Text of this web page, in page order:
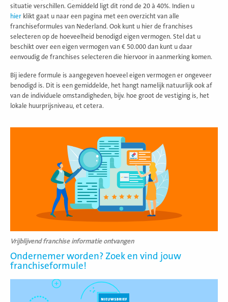
situatie verschillen. Gemiddeld ligt dit rond de 20 à 40%. Indien u
hier klikt gaat u naar een pagina met een overzicht van alle
franchiseformules van Nederland. Ook kunt u hier de franchises
selecteren op de hoeveelheid benodigd eigen vermogen. Stel dat u
beschikt over een eigen vermogen van € 50.000 dan kunt u daar
eenvoudig de franchises selecteren die hiervoor in aanmerking komen.
Bij iedere formule is aangegeven hoeveel eigen vermogen er ongeveer
benodigd is. Dit is een gemiddelde, het hangt namelijk natuurlijk ook af
van de individuele omstandigheden, bijv. hoe groot de vestiging is, het
lokale huurprijsniveau, et cetera.
Vrijblijvend franchise informatie ontvangen
Ondernemer worden? Zoek en vind jouw
franchiseformule!